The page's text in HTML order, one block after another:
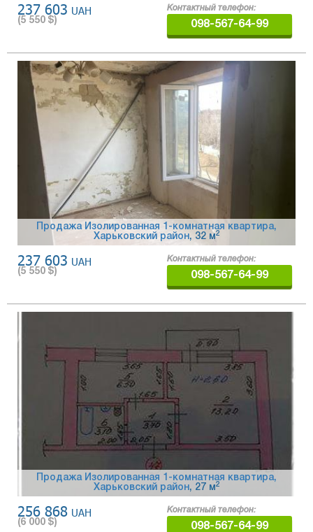
237 603 UAH
(5 550 $)
Контактный телефон:
098-567-64-99
Продажа Изолированная 1-комнатная квартира,
Харьковский район , 32 м2
237 603 UAH
(5 550 $)
Контактный телефон:
098-567-64-99
Продажа Изолированная 1-комнатная квартира,
Харьковский район, 27 м2
256 868 UAH
(6 000 $)
Контактный телефон:
098-567-64-99